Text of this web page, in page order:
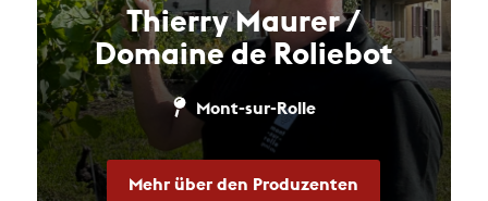
Thierry Maurer /
Domaine de Roliebot
Mont-sur-Rolle
Mehr über den Produzenten